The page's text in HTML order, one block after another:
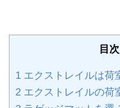
目次
1 エクストレイルは荷
2 エクストレイルの荷